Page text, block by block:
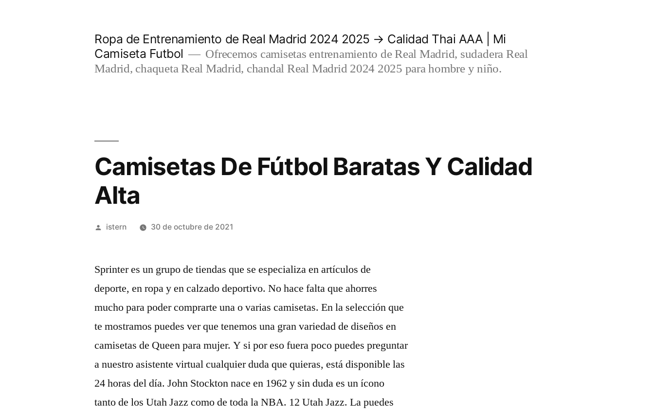
Ropa de Entrenamiento de Real Madrid 2024 2025 → Calidad Thai AAA | Mi
Camiseta Futbol
Ofrecemos camisetas entrenamiento de Real Madrid, sudadera Real
Madrid, chaqueta Real Madrid, chandal Real Madrid 2024 2025 para hombre y niño.
Camisetas De Fútbol Baratas Y Calidad
Alta
Publicado
istern 30 de octubre de 2021
Sprinter es un grupo de tiendas que se especializa en artículos de
deporte, en ropa y en calzado deportivo. No hace falta que ahorres
mucho para poder comprarte una o varias camisetas. En la selección que
te mostramos puedes ver que tenemos una gran variedad de diseños en
camisetas de Queen para mujer. Y si por eso fuera poco puedes preguntar
a nuestro asistente virtual cualquier duda que quieras, está disponible las
24 horas del día. John Stockton nace en 1962 y sin duda es un ícono
tanto de los Utah Jazz como de toda la NBA. 12 Utah Jazz. La puedes